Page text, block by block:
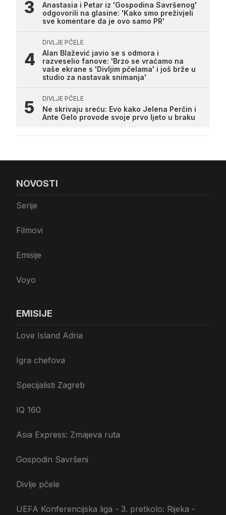
Anastasia i Petar iz 'Gospodina Savršenog'
odgovorili na glasine: 'Kako smo preživjeli
sve komentare da je ovo samo PR'
DIVLJE PČELE
Alan Blažević javio se s odmora i
razveselio fanove: 'Brzo se vraćamo na
vaše ekrane s 'Divljim pčelama' i još brže u
studio za nastavak snimanja'
DIVLJE PČELE
Ne skrivaju sreću: Evo kako Jelena Perčin i
Ante Gelo provode svoje prvo ljeto u braku
NOVOSTI
Serije
Filmovi
Emisije
Voyo
EMISIJE
Love Island Adria
Igra chefova
Specijalisti Zagreb
IQ 160
Asia Express: Zmajeva ruta
Gospodin Savršeni
Divlje pčele
UEFA Konferencijska liga - 3. pretkolo: Rijeka -